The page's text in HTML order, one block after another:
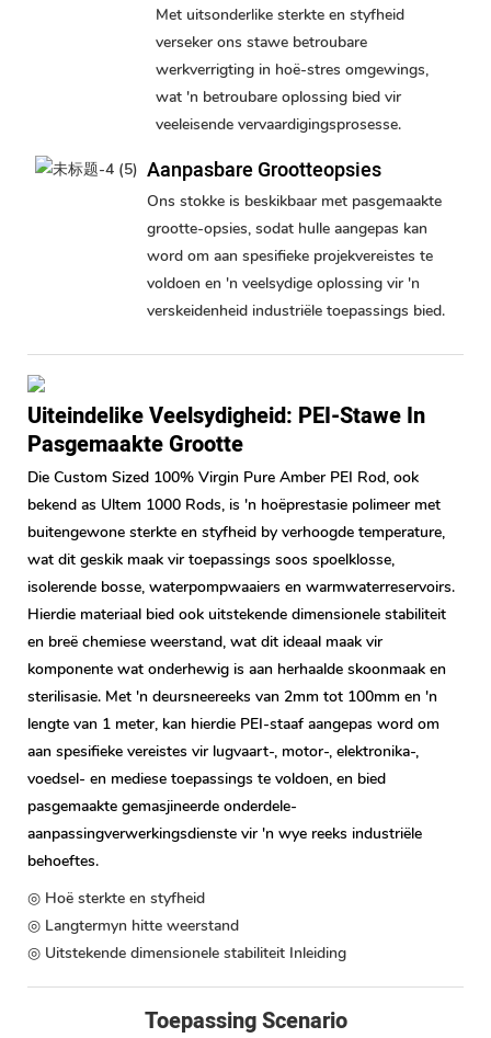
Met uitsonderlike sterkte en styfheid
verseker ons stawe betroubare
werkverrigting in hoë-stres omgewings,
wat 'n betroubare oplossing bied vir
veeleisende vervaardigingsprosesse.
Aanpasbare Grootteopsies
Ons stokke is beskikbaar met pasgemaakte
grootte-opsies, sodat hulle aangepas kan
word om aan spesifieke projekvereistes te
voldoen en 'n veelsydige oplossing vir 'n
verskeidenheid industriële toepassings bied.
Uiteindelike Veelsydigheid: PEI-Stawe In
Pasgemaakte Grootte
Die Custom Sized 100% Virgin Pure Amber PEI Rod, ook
bekend as Ultem 1000 Rods, is 'n hoëprestasie polimeer met
buitengewone sterkte en styfheid by verhoogde temperature,
wat dit geskik maak vir toepassings soos spoelklosse,
isolerende bosse, waterpompwaaiers en warmwaterreservoirs.
Hierdie materiaal bied ook uitstekende dimensionele stabiliteit
en breë chemiese weerstand, wat dit ideaal maak vir
komponente wat onderhewig is aan herhaalde skoonmaak en
sterilisasie. Met 'n deursneereeks van 2mm tot 100mm en 'n
lengte van 1 meter, kan hierdie PEI-staaf aangepas word om
aan spesifieke vereistes vir lugvaart-, motor-, elektronika-,
voedsel- en mediese toepassings te voldoen, en bied
pasgemaakte gemasjineerde onderdele-
aanpassingverwerkingsdienste vir 'n wye reeks industriële
behoeftes.
◎ Hoë sterkte en styfheid
◎ Langtermyn hitte weerstand
◎ Uitstekende dimensionele stabiliteit Inleiding
Toepassing Scenario